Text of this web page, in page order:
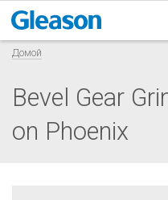
Домой
Bevel Gear
on Phoenix